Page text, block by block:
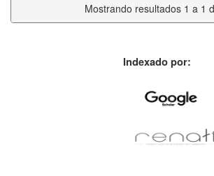
Mostrando resultados 1 a 1
Indexado por: